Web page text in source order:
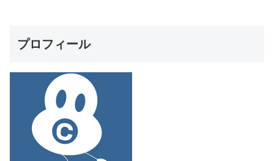
プロフィール